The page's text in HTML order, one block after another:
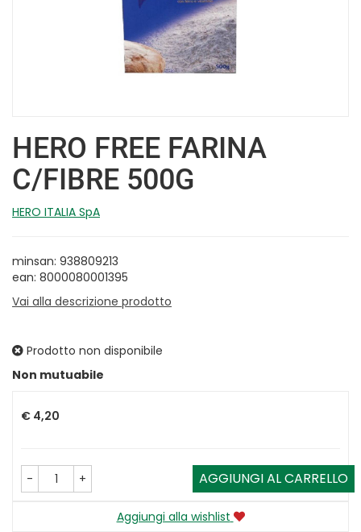
HERO FREE FARINA
C/FIBRE 500G
HERO ITALIA SpA
minsan: 938809213
ean: 8000080001395
Vai alla descrizione prodotto
Prodotto non disponibile
Non mutuabile
Prezzo
€ 4,20
- + AGGIUNGI AL CARRELLO
Aggiungi alla wishlist